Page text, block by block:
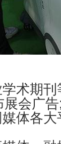
术期
展会广告;
体各